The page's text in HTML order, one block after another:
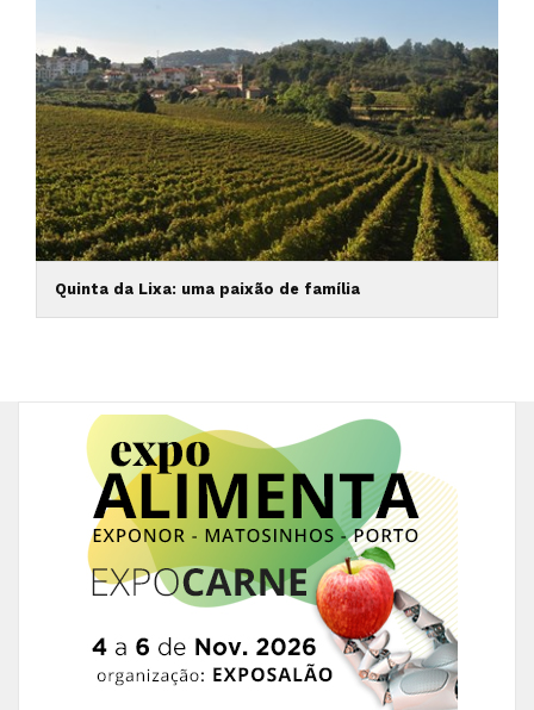
Quinta da Lixa: uma paixão de família